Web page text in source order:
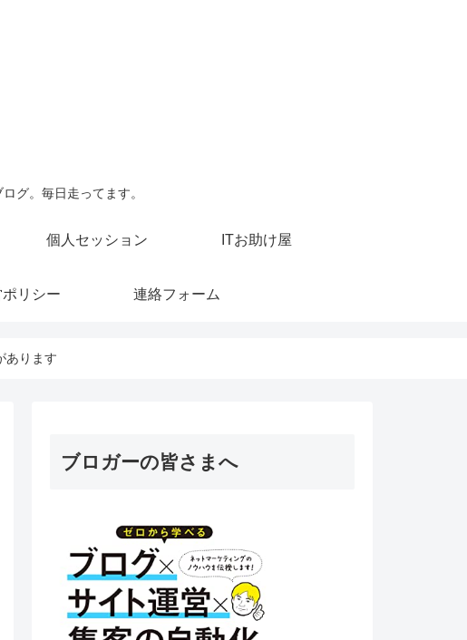
グ。毎日走ってます。
個人セッション ITお助け屋
リシー 連絡フォーム
あります
ブロガーの皆さまへ